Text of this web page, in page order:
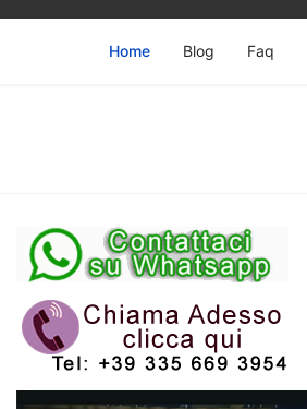
Home Blog Faq